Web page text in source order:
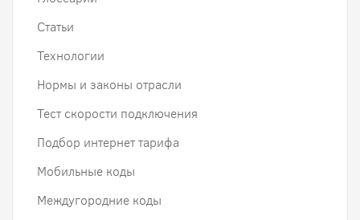
Статьи
Технологии
Нормы и законы отрасли
Тест скорости подключения
Подбор интернет тарифа
Мобильные коды
Междугородние коды